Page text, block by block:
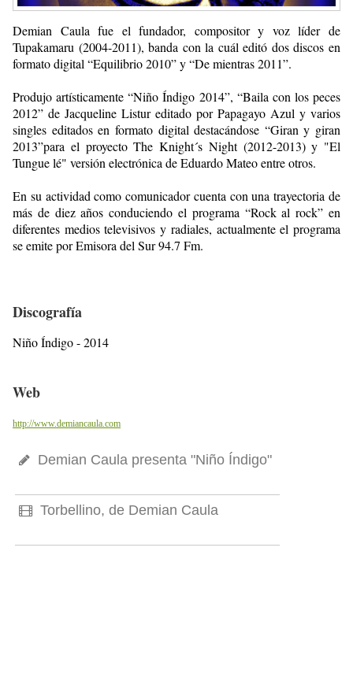
Demian Caula fue el fundador, compositor y voz líder de
Tupakamaru (2004-2011), banda con la cuál editó dos discos en
formato digital “Equilibrio 2010” y “De mientras 2011”.
Produjo artísticamente “Niño Índigo 2014”, “Baila con los peces
2012” de Jacqueline Listur editado por Papagayo Azul y varios
singles editados en formato digital destacándose “Giran y giran
2013”para el proyecto The Knight´s Night (2012-2013) y "El
Tungue lé" versión electrónica de Eduardo Mateo entre otros.
En su actividad como comunicador cuenta con una trayectoria de
más de diez años conduciendo el programa “Rock al rock” en
diferentes medios televisivos y radiales, actualmente el programa
se emite por Emisora del Sur 94.7 Fm.
Discografía
Niño Índigo - 2014
Web
http://www.demiancaula.com
Demian Caula presenta "Niño Índigo"
Torbellino, de Demian Caula